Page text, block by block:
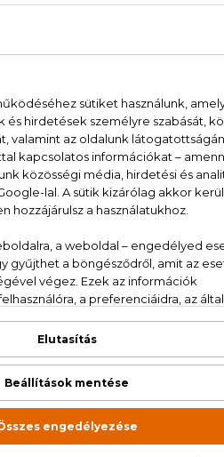
Sötétbarna
BIO
por 100 g -
Sötétszőke
5.810 Ft
por 100 g -
Világosbarna
5.810 Ft
+36